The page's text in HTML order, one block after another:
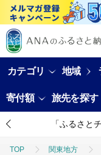
カテゴリ 地域
寄付額 旅先を探す
「ふるさと
TOP 関東地方